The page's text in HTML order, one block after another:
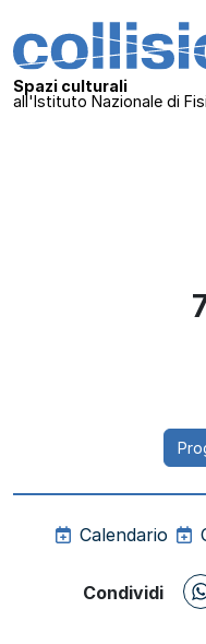
Navigazione
Collisioni – INFN
Spazi culturali
all'Istituto Nazionale di
Calendario
Condividi